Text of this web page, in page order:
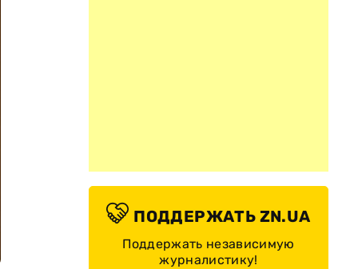
ПОДДЕРЖАТЬ ZN.UA
Поддержать независимую
журналистику!